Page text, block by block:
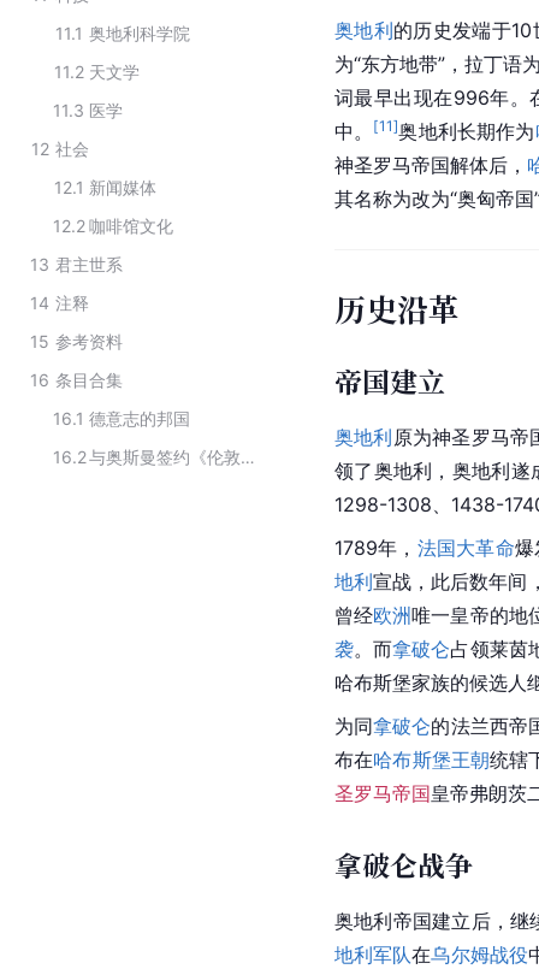
11.1 奥地利科学院
11.2 天文学
11.3 医学
12 社会
12.1 新闻媒体
12.2咖啡馆文化
13 君主世系
14 注释
15 参考资料
16 条目合集
16.1 德意志的邦国
16.2
与奥斯曼签约《伦敦海峡公约》的五个国家
奥地利的历史发端于
为“东方地带”，拉丁语
词最早出现在996年。
中。
[11]奥地利长期作为
神圣罗马帝国解体后，
其名称为改为“奥匈帝国
历史沿革
帝国建立
奥地利 原为神圣罗马帝
领了奥地利，奥地利遂
1298-1308、1438-
1789年， 法国大革命爆
地利宣战，此后数年间
曾经欧洲唯一皇帝的地
袭。而拿破仑占领莱茵
哈布斯堡家族的候选人
为同拿破仑的法兰西帝
布在哈布斯堡王朝统辖
圣罗马帝国皇帝弗朗茨
拿破仑战争
奥地利帝国建立后，继
地利军队在乌尔姆战役